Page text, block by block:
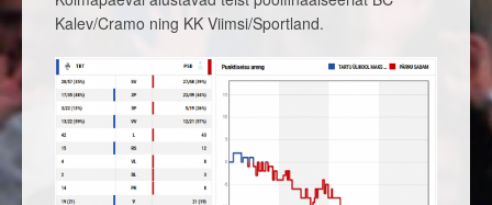
Kalev/Cramo ning KK Viimsi/Sportland.